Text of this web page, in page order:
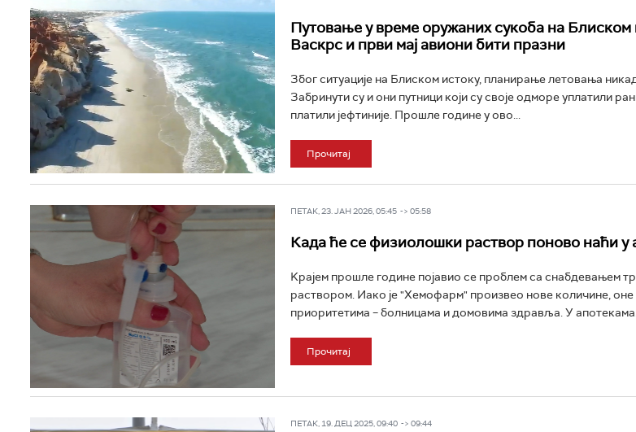
Путовање у време оружаних сукоба на Блиском
Васкрс и први мај авиони бити празни
Због ситуације на Блиском истоку, планирање летовања
Забринути су и они путници који су своје одморе уплатили
платили јефтиније. Прошле године у ово...
Прочитај
ПЕТАК, 23. ЈАН 2026, 05:45 -> 05:58
Када ће се физиолошки раствор поново наћи у
Kрајем прошле године појавио се проблем са снабдевањем
раствором. Иако је "Хемофарм" произвео нове количине, оне
приоритетима – болницама и домовима здравља. У апотекама...
Прочитај
ПЕТАК, 19. ДЕЦ 2025, 09:40 -> 09:44